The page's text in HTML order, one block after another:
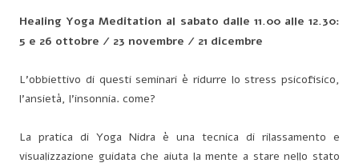
Healing Yoga Meditation al sabato dalle 11.00 alle 12.30:
5 e 26 ottobre / 23 novembre / 21 dicembre
L’obbiettivo di questi seminari è ridurre lo stress psicofisico,
l’ansietà, l’insonnia. come?
La pratica di Yoga Nidra è una tecnica di rilassamento e
visualizzazione guidata che aiuta la mente a stare nello stato